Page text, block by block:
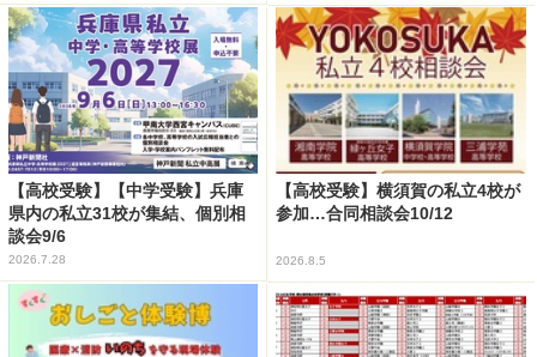
【高校受験】【中学受験】兵庫
県内の私立31校が集結、個別相
談会9/6
2026.7.28
【高校受験】横須賀の私立4校が
参加…合同相談会10/12
2026.8.5